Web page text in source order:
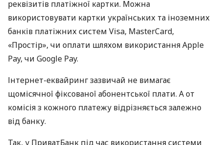
реквізитів платіжної картки. Можна
використовувати картки українських та іноземних
банків платіжних систем Visa, MasterCard,
«Простір», чи оплати шляхом використання Apple
Pay, чи Google Pay.
Інтернет-еквайринг зазвичай не вимагає
щомісячної фіксованої абонентської плати. А от
комісія з кожного платежу відрізняється залежно
від банку.
Так, у ПриватБанк під час використання системи